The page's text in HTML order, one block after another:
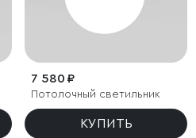
7 580 ₽
Потолочный светильник
КУПИТЬ